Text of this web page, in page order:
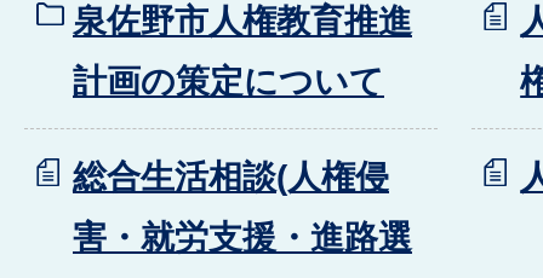
泉佐野市人権教育推進
計画の策定について
総合生活相談(人権侵
害・就労支援・進路選